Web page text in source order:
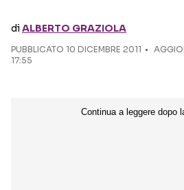
Seguici sui
diALBERTO GRAZIOLA
PUBBLICATO 10 DICEMBRE 2011
17:55